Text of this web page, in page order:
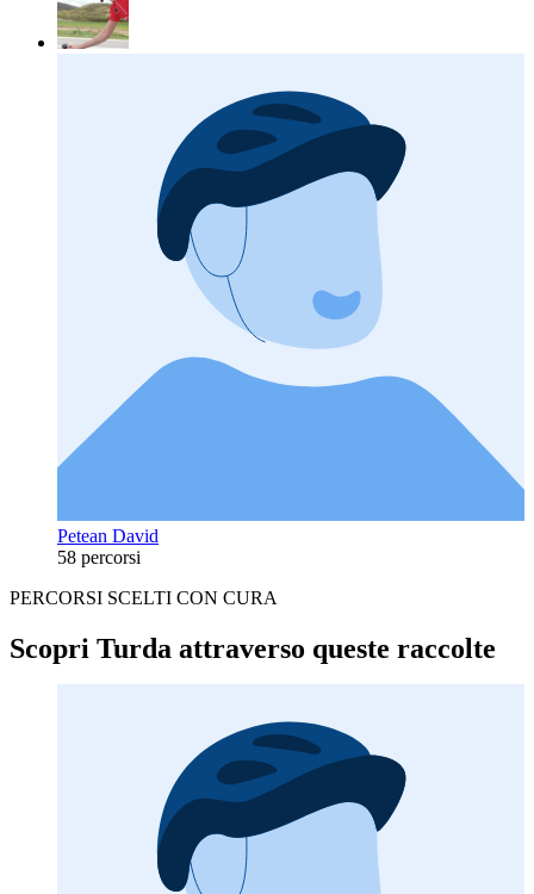
Petean David
58 percorsi
PERCORSI SCELTI CON CURA
Scopri Turda attraverso queste raccolte